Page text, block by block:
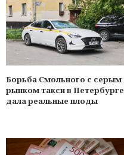
Борьба Смольного с серым
рынком такси в Петербурге
дала реальные плоды